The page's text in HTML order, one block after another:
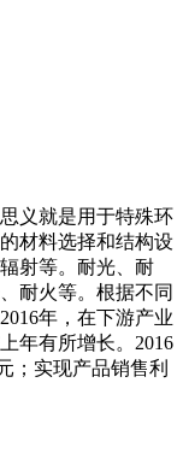
义就是用于特殊环
材料选择和结构设
射等。耐光、耐
耐火等。根据不同
年，在下游产业
年有所增长。2016
；实现产品销售利